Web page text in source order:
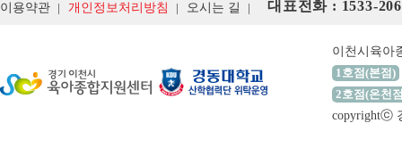
이용약관 개인정보처리방침 오시는 길 대표전화 : 1533-
이천시육아
1호점(본점)
2호점(온천
copyrightⓒ